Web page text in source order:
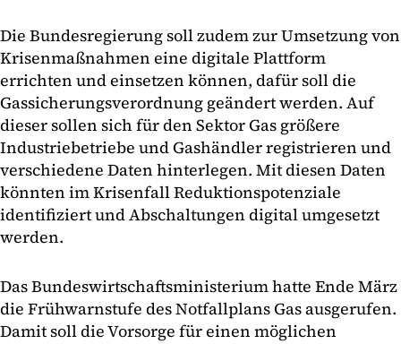
Die Bundesregierung soll zudem zur Umsetzung von
Krisenmaßnahmen eine digitale Plattform
errichten und einsetzen können, dafür soll die
Gassicherungsverordnung geändert werden. Auf
dieser sollen sich für den Sektor Gas größere
Industriebetriebe und Gashändler registrieren und
verschiedene Daten hinterlegen. Mit diesen Daten
könnten im Krisenfall Reduktionspotenziale
identifiziert und Abschaltungen digital umgesetzt
werden.
Das Bundeswirtschaftsministerium hatte Ende März
die Frühwarnstufe des Notfallplans Gas ausgerufen.
Damit soll die Vorsorge für einen möglichen